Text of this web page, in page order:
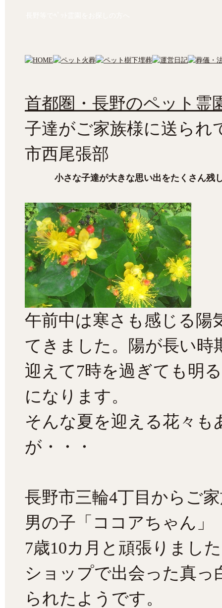
首都圏・長野のペット霊
子達がご家族様に送ら
市西尾張部
小さな子達が大きな思い出をたくさん残
午前中は寒さも感じる陽
てきました。陽が長い時
迎えて7時を過ぎても明
になります。
そんな夏を迎える花々
が・・・
長野市三輪4丁目からご
男の子「ココアちゃん」
7歳10カ月と頑張りまし
ショップで出会った真
られたようです。